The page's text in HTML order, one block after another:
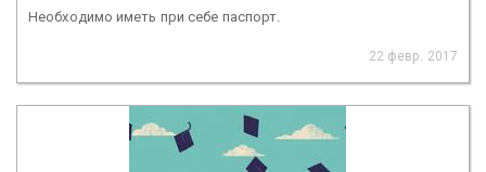
Необходимо иметь при себе паспорт.
22 февр. 2017